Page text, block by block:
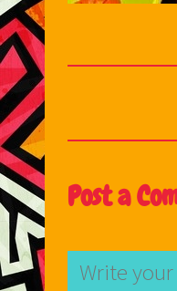
Post a